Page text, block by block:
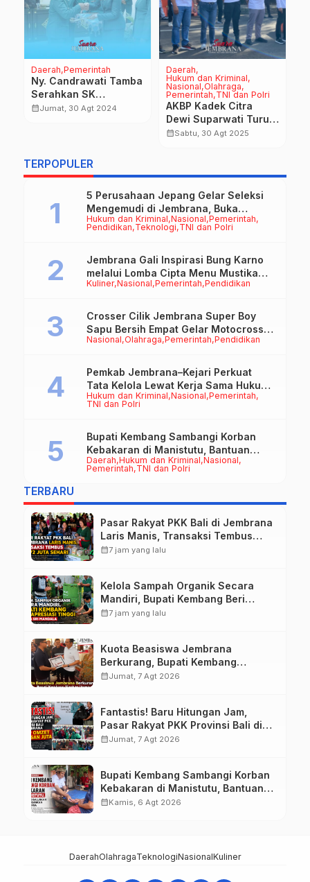
Daerah Pemerintah
Ny. Candrawati Tamba
Serahkan SK
Perpanjangan Masa
calendar_monthJumat, 30 Agt 2024
Daerah
Hukum dan Kriminal
Nasional Olahraga
Pemerintah TNI dan Polri
AKBP Kadek Citra
Dewi Suparwati Turut
Melepas Jembrana
calendar_monthSabtu, 30 Agt 2025
TERPOPULER
Hukum dan Kriminal Nasional Pemerintah
Pendidikan Teknologi TNI dan Polri
5 Perusahaan Jepang Gelar Seleksi
Mengemudi di Jembrana, Buka
Peluang Kerja bagi Calon PMI
Kuliner Nasional Pemerintah Pendidikan
Jembrana Gali Inspirasi Bung Karno
melalui Lomba Cipta Menu Mustika
Rasa
Nasional Olahraga Pemerintah Pendidikan
Crosser Cilik Jembrana Super Boy
Sapu Bersih Empat Gelar Motocross
50cc
Hukum dan Kriminal Nasional Pemerintah
TNI dan Polri
Pemkab Jembrana–Kejari Perkuat
Tata Kelola Lewat Kerja Sama Hukum
Datun
Daerah Hukum dan Kriminal Nasional
Pemerintah TNI dan Polri
Bupati Kembang Sambangi Korban
Kebakaran di Manistutu, Bantuan
Disalurkan untuk Ringankan Beban
TERBARU
Pasar Rakyat PKK Bali di Jembrana
Laris Manis, Transaksi Tembus
Rp.672 Juta Sehari
calendar_month7 jam yang lalu
Kelola Sampah Organik Secara
Mandiri, Bupati Kembang Beri
Apresiasi Tinggi Warga Sri
calendar_month7 jam yang lalu
Kuota Beasiswa Jembrana
Berkurang, Bupati Kembang
Siapkan Upaya Penambahan di
calendar_monthJumat, 7 Agt 2026
Fantastis! Baru Hitungan Jam,
Pasar Rakyat PKK Provinsi Bali di
Jembrana Raup Omzet Ratusan
calendar_monthJumat, 7 Agt 2026
Bupati Kembang Sambangi Korban
Kebakaran di Manistutu, Bantuan
Disalurkan untuk Ringankan Beban
calendar_monthKamis, 6 Agt 2026
DaerahOlahragaTeknologiNasionalKuliner